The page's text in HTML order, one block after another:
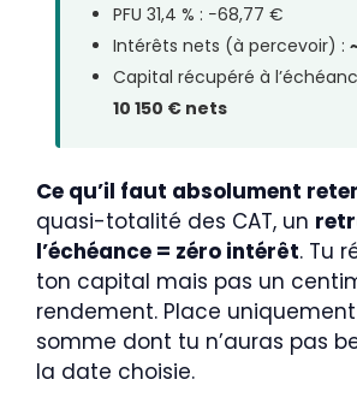
PFU 31,4 % : −68,77 €
Intérêts nets (à percevoir) :
Capital récupéré à
10 150 € nets
Ce qu’il faut absolument
quasi-totalité des CAT, un
l’échéance = zéro intérêt. Tu
ton capital mais pas un
rendement. Place
somme dont tu n’auras pas
la date choisie.